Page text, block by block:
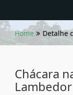
Home Detalhe
Chácara